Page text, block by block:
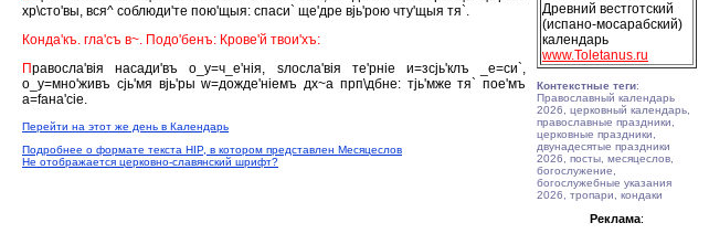
хр\сто'вы, вся^ соблюди'те пою'щыя: спаси` ще'дре вjь'рою чту'щыя тя`.
Конда'къ. гла'съ в~. Подо'бенъ: Крове'й твои'хъ:
Правосла'вiя насади'въ о_у=ч_е'нiя, sлосла'вiя те'рнiе и=зсjь'клъ _е=си`,
о_у=мно'живъ сjь'мя вjь'ры w=дожде'нiемъ дх~а прп\дбне: тjь'мже тя` пое'мъ
а=fана'сiе.
Перейти на этот же день в Календарь
Подробнее о формате текста HIP, в котором представлен Месяцеслов
Не отображается церковно-славянский шрифт?
Древний вестготский
(испано-мосарабский)
календарь
www.Toletanus.ru
Контекстные теги:
Православный календарь
2026, церковный календарь,
православные праздники,
церковные праздники,
двунадесятые праздники
2026, посты, месяцеслов,
богослужение,
богослужебные указания
2026, тропари, кондаки
Реклама: